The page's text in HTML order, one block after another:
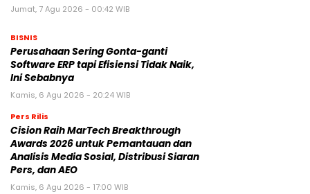
Jumat, 7 Agu 2026 - 00:42 WIB
BISNIS
Perusahaan Sering Gonta-ganti
Software ERP tapi Efisiensi Tidak Naik,
Ini Sebabnya
Kamis, 6 Agu 2026 - 20:24 WIB
Pers Rilis
Cision Raih MarTech Breakthrough
Awards 2026 untuk Pemantauan dan
Analisis Media Sosial, Distribusi Siaran
Pers, dan AEO
Kamis, 6 Agu 2026 - 17:00 WIB